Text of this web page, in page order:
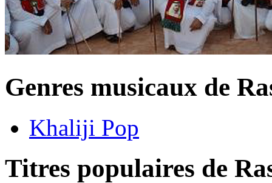
Genres musicaux de
Khaliji Pop
Titres populaires de